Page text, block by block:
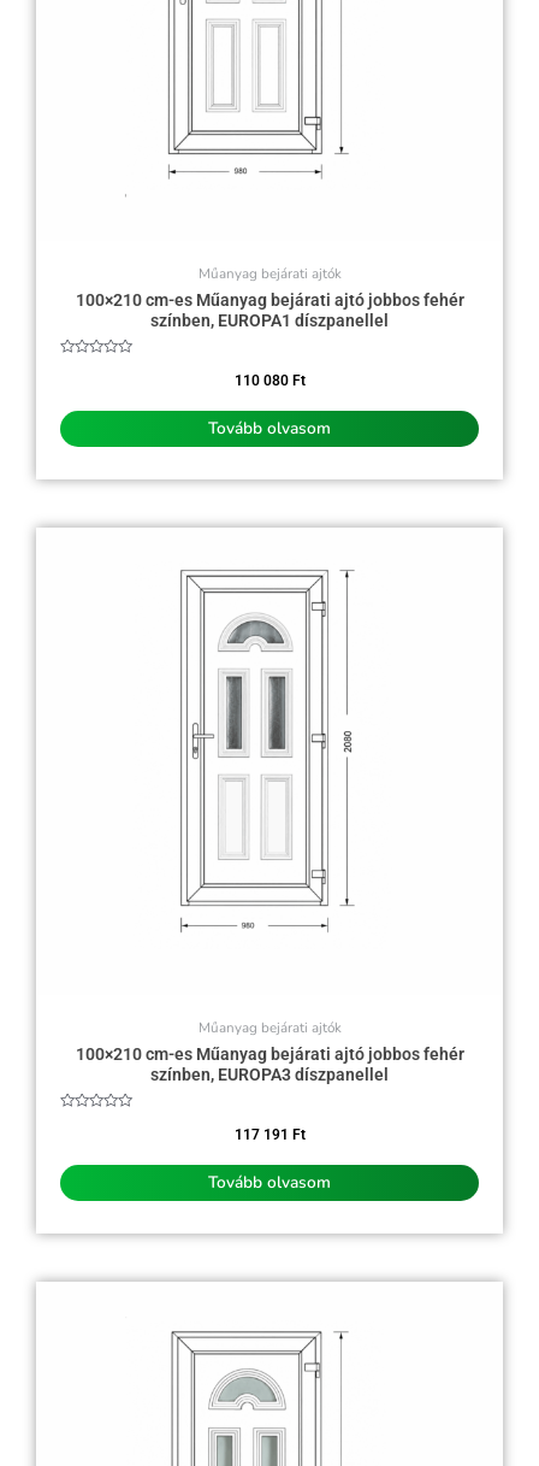
Műanyag bejárati ajtók
100×210 cm-es Műanyag bejárati ajtó jobbos fehér
színben, EUROPA1 díszpanellel
110 080 Ft
Tovább olvasom
Műanyag bejárati ajtók
100×210 cm-es Műanyag bejárati ajtó jobbos fehér
színben, EUROPA3 díszpanellel
117 191 Ft
Tovább olvasom